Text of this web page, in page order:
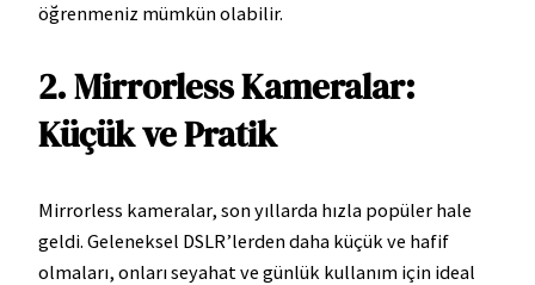
öğrenmeniz mümkün olabilir.
2. Mirrorless Kameralar:
Küçük ve Pratik
Mirrorless kameralar, son yıllarda hızla popüler hale
geldi. Geleneksel DSLR’lerden daha küçük ve hafif
olmaları, onları seyahat ve günlük kullanım için ideal